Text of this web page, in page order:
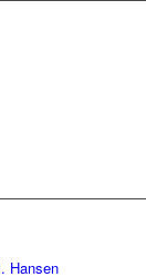
Hansen